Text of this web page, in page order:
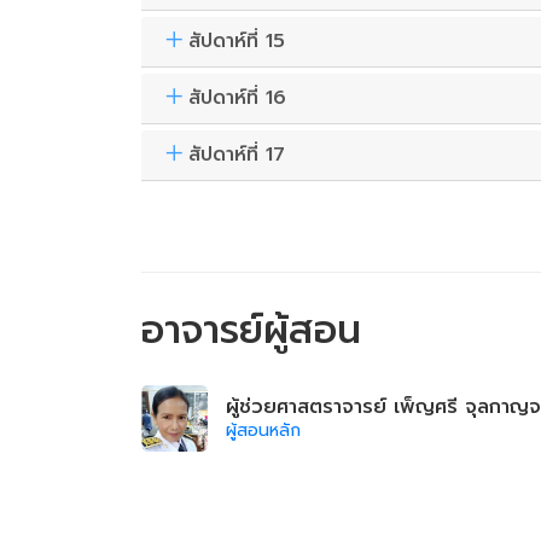
สัปดาห์ที่ 15
สัปดาห์ที่ 16
สัปดาห์ที่ 17
อาจารย์ผู้สอน
ผู้ช่วยศาสตราจารย์ เพ็ญศรี จุลกาญ
ผู้สอนหลัก